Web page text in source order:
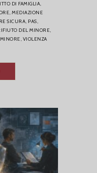
DI FAMIGLIA,
MEDIAZIONE
SICURA, PAS,
DEL MINORE,
VIOLENZA